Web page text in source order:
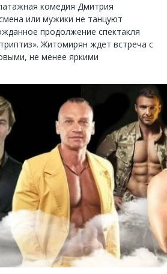
комедия Дмитрия
или мужики не танцуют
продолжение спектакля
Житомирян ждет встреча с
не менее яркими